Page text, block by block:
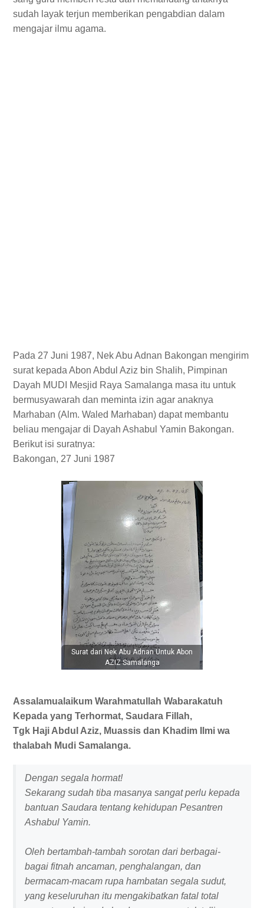
sudah layak terjun memberikan pengabdian dalam
mengajar ilmu agama.
Pada 27 Juni 1987, Nek Abu Adnan Bakongan mengirim
surat kepada Abon Abdul Aziz bin Shalih, Pimpinan
Dayah MUDI Mesjid Raya Samalanga masa itu untuk
bermusyawarah dan meminta izin agar anaknya
Marhaban (Alm. Waled Marhaban) dapat membantu
beliau mengajar di Dayah Ashabul Yamin Bakongan.
Berikut isi suratnya:
Bakongan, 27 Juni 1987
Surat dari Nek Abu Adnan Untuk Abon
AZIZ Samalanga
Assalamualaikum Warahmatullah Wabarakatuh
Kepada yang Terhormat, Saudara Fillah,
Tgk Haji Abdul Aziz, Muassis dan Khadim Ilmi wa
thalabah Mudi Samalanga.
Dengan segala hormat!
Sekarang sudah tiba masanya sangat perlu kepada
bantuan Saudara tentang kehidupan Pesantren
Ashabul Yamin.
Oleh bertambah-tambah sorotan dari berbagai-
bagai fitnah ancaman, penghalangan, dan
bermacam-macam rupa hambatan segala sudut,
yang keseluruhan itu mengakibatkan fatal total